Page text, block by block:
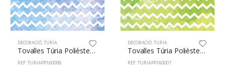
DECORACIÓ,TURIA
Tovalles Túria Polièster 100% 160cm Zig-Zag 8
REF: TURIAPP160008
DECORACIÓ,TURIA
Tovalles Túria Polièster 100% 160cm Zig-Zag 7
REF: TURIAPP160007